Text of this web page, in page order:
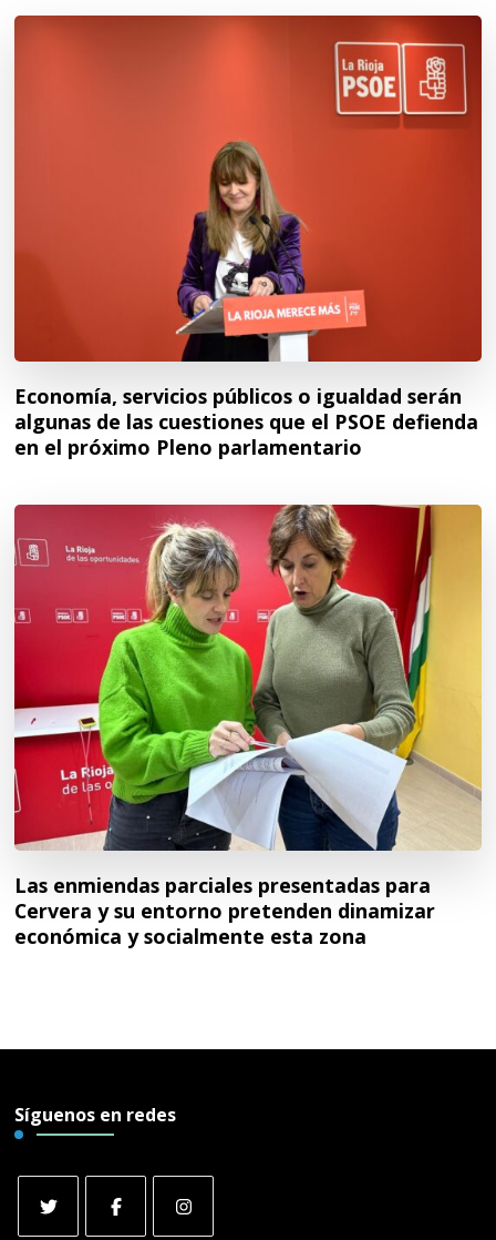
Economía, servicios públicos o igualdad serán
algunas de las cuestiones que el PSOE defienda
en el próximo Pleno parlamentario
Las enmiendas parciales presentadas para
Cervera y su entorno pretenden dinamizar
económica y socialmente esta zona
Síguenos en redes